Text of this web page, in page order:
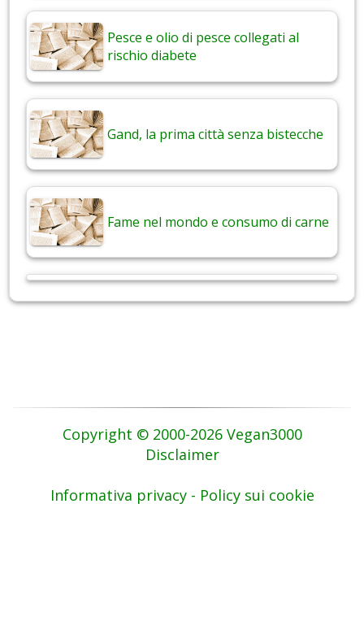
Pesce e olio di pesce collegati al
rischio diabete
Gand, la prima città senza bistecche
Fame nel mondo e consumo di carne
Copyright © 2000-2026 Vegan3000
Disclaimer
Informativa privacy - Policy sui cookie